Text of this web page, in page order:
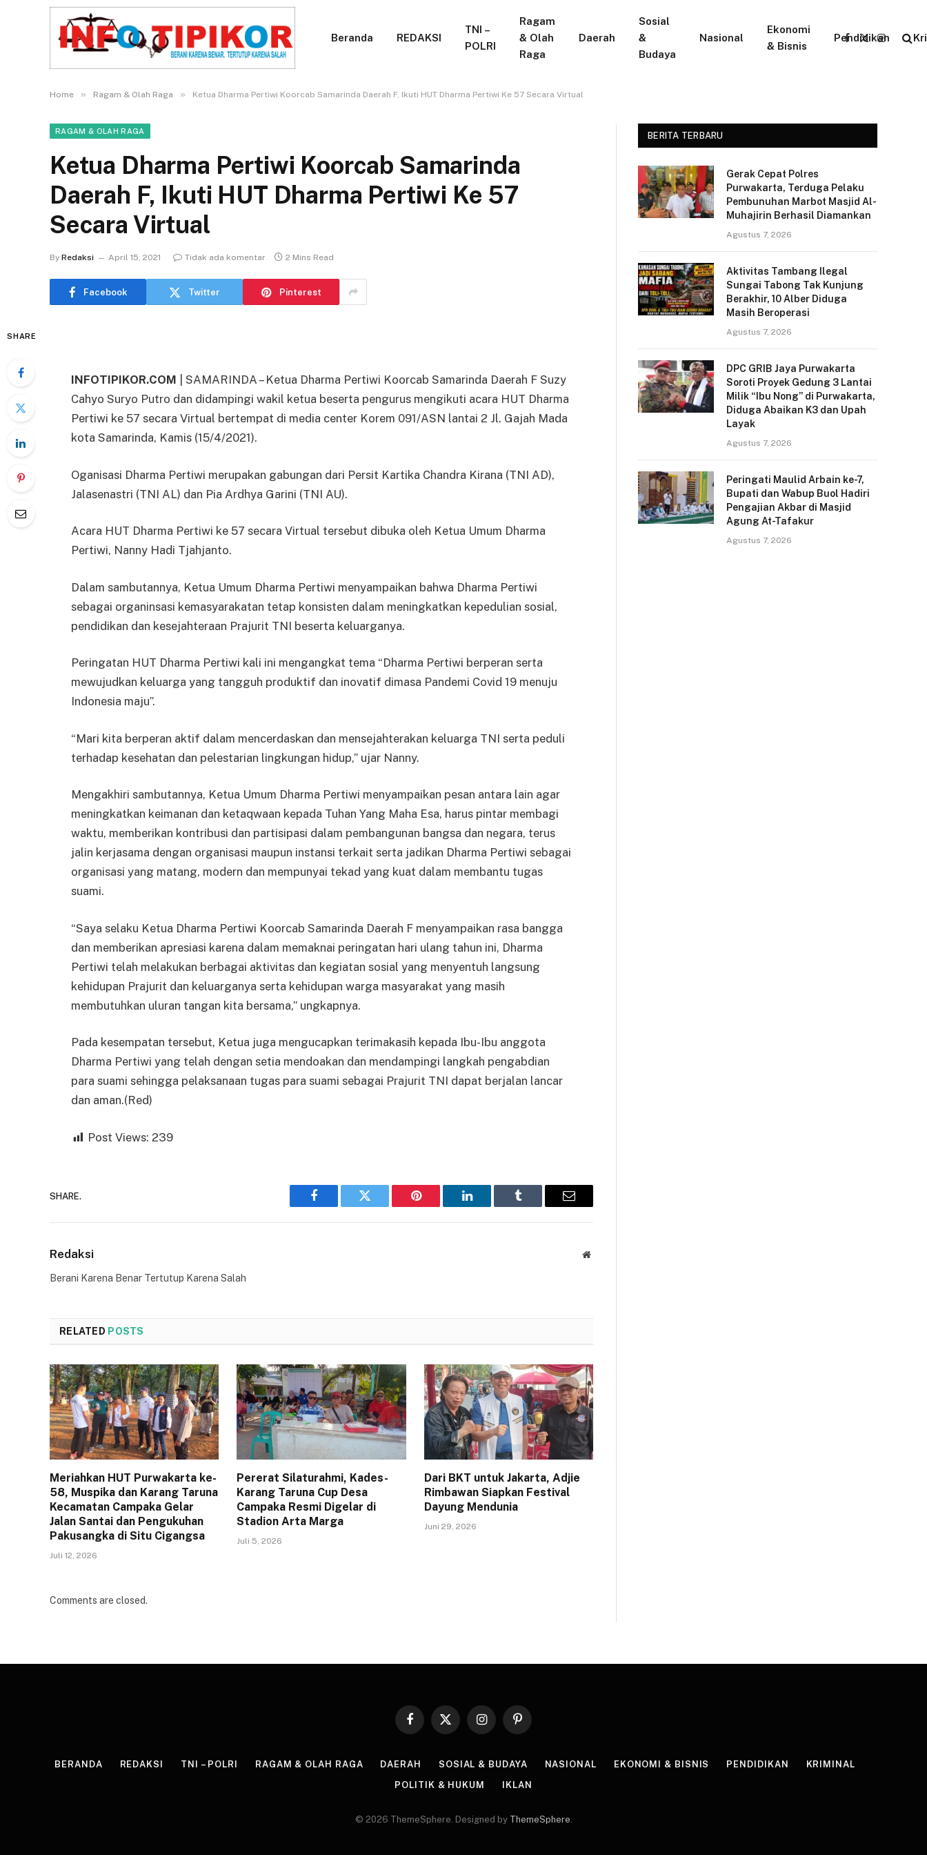
Beranda REDAKSI
TNI –
POLRI
Ragam
& Olah
Raga
Daerah
Sosial
&
Budaya
Nasional
Ekonomi
& Bisnis
Pendidikan
Facebook
X
Instagram
Home » Ragam & Olah Raga » Ketua Dharma Pertiwi Koorcab Samarinda Daerah F, Ikuti HUT Dharma Pertiwi Ke 57 Secara Virtual
RAGAM & OLAH RAGA
Ketua Dharma Pertiwi Koorcab Samarinda
Daerah F, Ikuti HUT Dharma Pertiwi Ke 57
Secara Virtual
By Redaksi April 15, 2021 Tidak ada komentar 2 Mins Read
Facebook Twitter Pinterest
SHARE
INFOTIPIKOR.COM
| SAMARINDA – Ketua Dharma Pertiwi Koorcab Samarinda Daerah F Suzy
Cahyo Suryo Putro dan didampingi wakil ketua beserta pengurus mengikuti acara HUT Dharma
Pertiwi ke 57 secara Virtual bertempat di media center Korem 091/ASN lantai 2 Jl. Gajah Mada
kota Samarinda, Kamis (15/4/2021).
Oganisasi Dharma Pertiwi merupakan gabungan dari Persit Kartika Chandra Kirana (TNI AD),
Jalasenastri (TNI AL) dan Pia Ardhya Garini (TNI AU).
Acara HUT Dharma Pertiwi ke 57 secara Virtual tersebut dibuka oleh Ketua Umum Dharma
Pertiwi, Nanny Hadi Tjahjanto.
Dalam sambutannya, Ketua Umum Dharma Pertiwi menyampaikan bahwa Dharma Pertiwi
sebagai organinsasi kemasyarakatan tetap konsisten dalam meningkatkan kepedulian sosial,
pendidikan dan kesejahteraan Prajurit TNI beserta keluarganya.
Peringatan HUT Dharma Pertiwi kali ini mengangkat tema “Dharma Pertiwi berperan serta
mewujudkan keluarga yang tangguh produktif dan inovatif dimasa Pandemi Covid 19 menuju
Indonesia maju”.
“Mari kita berperan aktif dalam mencerdaskan dan mensejahterakan keluarga TNI serta peduli
terhadap kesehatan dan pelestarian lingkungan hidup,” ujar Nanny.
Mengakhiri sambutannya, Ketua Umum Dharma Pertiwi menyampaikan pesan antara lain agar
meningkatkan keimanan dan ketaqwaan kepada Tuhan Yang Maha Esa, harus pintar membagi
waktu, memberikan kontribusi dan partisipasi dalam pembangunan bangsa dan negara, terus
jalin kerjasama dengan organisasi maupun instansi terkait serta jadikan Dharma Pertiwi sebagai
organisasi yang matang, modern dan mempunyai tekad yang kuat dalam membantu tugas
suami.
“Saya selaku Ketua Dharma Pertiwi Koorcab Samarinda Daerah F menyampaikan rasa bangga
dan memberikan apresiasi karena dalam memaknai peringatan hari ulang tahun ini, Dharma
Pertiwi telah melakukan berbagai aktivitas dan kegiatan sosial yang menyentuh langsung
kehidupan Prajurit dan keluarganya serta kehidupan warga masyarakat yang masih
membutuhkan uluran tangan kita bersama,” ungkapnya.
Pada kesempatan tersebut, Ketua juga mengucapkan terimakasih kepada Ibu-Ibu anggota
Dharma Pertiwi yang telah dengan setia mendoakan dan mendampingi langkah pengabdian
para suami sehingga pelaksanaan tugas para suami sebagai Prajurit TNI dapat berjalan lancar
dan aman.(Red)
Post Views: 239
SHARE.
Facebook Twitter Pinterest LinkedIn Tumblr Email
Redaksi Website
Berani Karena Benar Tertutup Karena Salah
RELATED POSTS
Meriahkan HUT Purwakarta ke-
58, Muspika dan Karang Taruna
Kecamatan Campaka Gelar
Jalan Santai dan Pengukuhan
Pakusangka di Situ Cigangsa
Juli 12, 2026
Pererat Silaturahmi, Kades-
Karang Taruna Cup Desa
Campaka Resmi Digelar di
Stadion Arta Marga
Juli 5, 2026
Dari BKT untuk Jakarta, Adjie
Rimbawan Siapkan Festival
Dayung Mendunia
Juni 29, 2026
Comments are closed.
BERITA TERBARU
Gerak Cepat Polres
Purwakarta, Terduga Pelaku
Pembunuhan Marbot Masjid Al-
Muhajirin Berhasil Diamankan
Agustus 7, 2026
Aktivitas Tambang Ilegal
Sungai Tabong Tak Kunjung
Berakhir, 10 Alber Diduga
Masih Beroperasi
Agustus 7, 2026
DPC GRIB Jaya Purwakarta
Soroti Proyek Gedung 3 Lantai
Milik “Ibu Nong” di Purwakarta,
Diduga Abaikan K3 dan Upah
Layak
Agustus 7, 2026
Peringati Maulid Arbain ke-7,
Bupati dan Wabup Buol Hadiri
Pengajian Akbar di Masjid
Agung At-Tafakur
Agustus 7, 2026
Facebook
X
InstagramPinterest
BERANDA REDAKSI TNI – POLRI RAGAM & OLAH RAGA DAERAH SOSIAL & BUDAYA NASIONAL EKONOMI & BISNIS PENDIDIKAN
KRIMINAL
POLITIK & HUKUM
IKLAN
© 2026 ThemeSphere. Designed by ThemeSphere.